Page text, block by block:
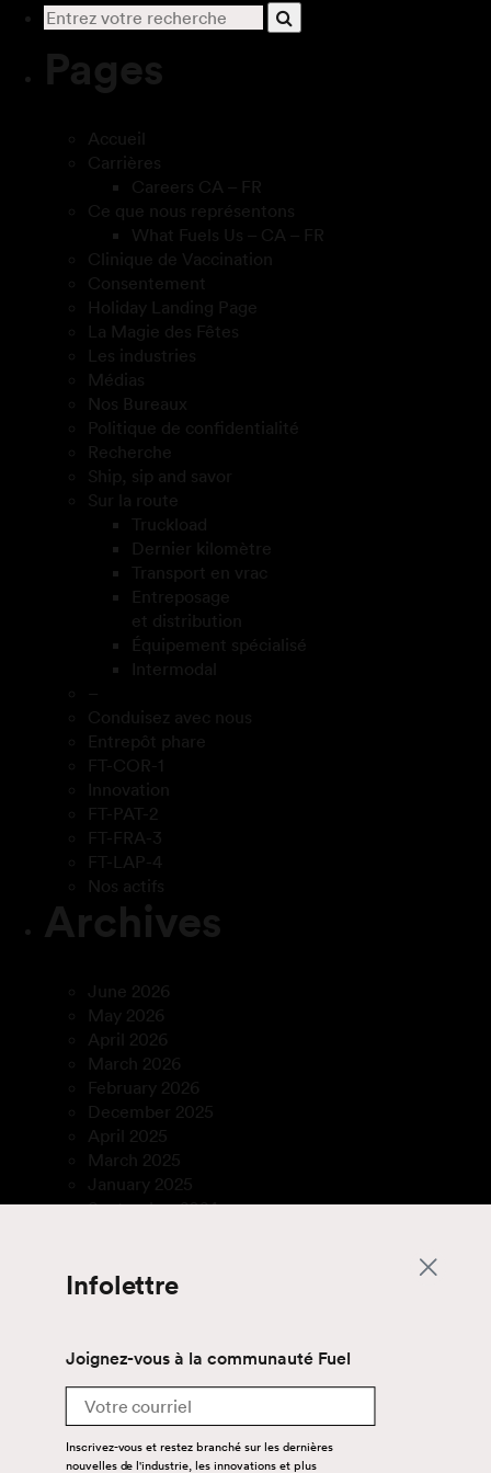
Pages
Accueil
Carrières
Careers CA – FR
Ce que nous représentons
What Fuels Us – CA – FR
Clinique de Vaccination
Consentement
Holiday Landing Page
La Magie des Fêtes
Les industries
Médias
Nos Bureaux
Politique de confidentialité
Recherche
Ship, sip and savor
Sur la route
Truckload
Dernier kilomètre
Transport en vrac
Entreposage
et distribution
Équipement spécialisé
Intermodal
–
Conduisez avec nous
Entrepôt phare
FT-COR-1
Innovation
FT-PAT-2
FT-FRA-3
FT-LAP-4
Nos actifs
Archives
June 2026
May 2026
April 2026
March 2026
February 2026
December 2025
April 2025
March 2025
January 2025
September 2024
April 2024
March 2023
December 2022
November 2022
September 2022
Infolettre
Joignez-vous à la communauté Fuel
Email
Inscrivez-vous et restez branché sur les dernières
nouvelles de l'industrie, les innovations et plus